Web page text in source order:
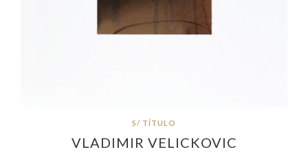
S/ TÍTULO
VLADIMIR VELICKOVIC